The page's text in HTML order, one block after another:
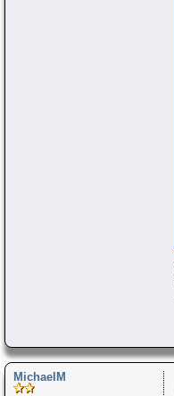
MichaelM